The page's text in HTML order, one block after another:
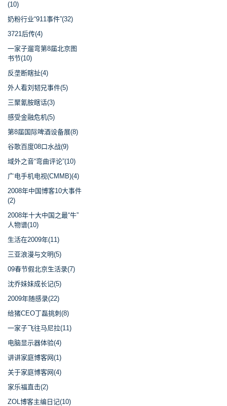
(10)
奶粉行业“911事件”(32)
3721后传(4)
一家子遛弯第8届北京图
书节(10)
反垄断瞎扯(4)
外人看刘韧兄事件(5)
三聚氰胺瞎话(3)
感受金融危机(5)
第8届国际啤酒设备展(8)
谷歌百度08口水战(9)
域外之音“弯曲评论”(10)
广电手机电视(CMMB)(4)
2008年中国博客10大事件
(2)
2008年十大中国之最“牛”
人物谱(10)
生活在2009年(11)
三亚浪漫与文明(5)
09春节假北京生活录(7)
沈乔妹妹成长记(5)
2009年随感录(22)
给猪CEO丁磊挑刺(8)
一家子飞往马尼拉(11)
电脑显示器体验(4)
讲讲家庭博客网(1)
关于家庭博客网(4)
家乐福直击(2)
ZOL博客主编日记(10)